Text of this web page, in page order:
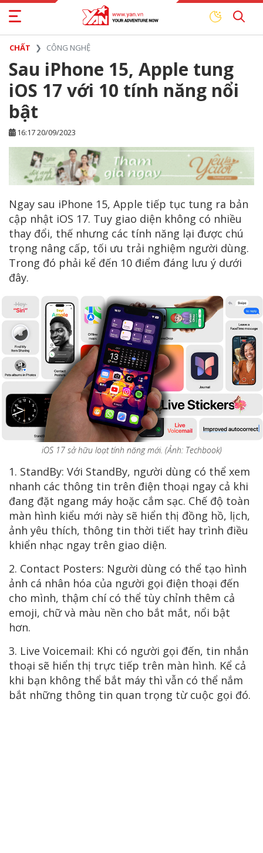
CHẤT CÔNG NGHỆ
Sau iPhone 15, Apple tung
iOS 17 với 10 tính năng nổi
bật
16:17 20/09/2023
Ngay sau iPhone 15, Apple tiếp tục tung ra bản
cập nhật iOS 17. Tuy giao diện không có nhiều
thay đổi, thế nhưng các tính năng lại được chú
trọng nâng cấp, tối ưu trải nghiệm người dùng.
Trong đó phải kể đến 10 điểm đáng lưu ý dưới
đây.
iOS 17 sở hữu loạt tính năng mới. (Ảnh: Techbook)
1. StandBy: Với StandBy, người dùng có thể xem
nhanh các thông tin trên điện thoại ngay cả khi
đang đặt ngang máy hoặc cắm sạc. Chế độ toàn
màn hình kiểu mới này sẽ hiển thị đồng hồ, lịch,
ảnh yêu thích, thông tin thời tiết hay trình điều
khiển nhạc ngay trên giao diện.
2. Contact Posters: Người dùng có thể tạo hình
ảnh cá nhân hóa của người gọi điện thoại đến
cho mình, thậm chí có thể tùy chỉnh thêm cả
emoji, chữ và màu nền cho bắt mắt, nổi bật
hơn.
3. Live Voicemail: Khi có người gọi đến, tin nhắn
thoại sẽ hiển thị trực tiếp trên màn hình. Kể cả
khi bạn không thể bắt máy thì vẫn có thể nắm
bắt những thông tin quan trọng từ cuộc gọi đó.